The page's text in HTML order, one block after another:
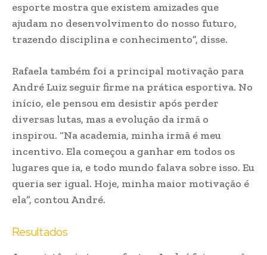
esporte mostra que existem amizades que
ajudam no desenvolvimento do nosso futuro,
trazendo disciplina e conhecimento”, disse.
Rafaela também foi a principal motivação para
André Luiz seguir firme na prática esportiva. No
início, ele pensou em desistir após perder
diversas lutas, mas a evolução da irmã o
inspirou. “Na academia, minha irmã é meu
incentivo. Ela começou a ganhar em todos os
lugares que ia, e todo mundo falava sobre isso. Eu
queria ser igual. Hoje, minha maior motivação é
ela”, contou André.
Resultados